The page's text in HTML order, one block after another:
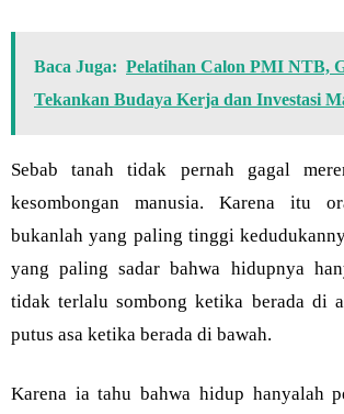
Baca Juga: Pelatihan Calon PMI NTB,
Tekankan Budaya Kerja dan Investasi
Sebab tanah tidak pernah gagal
kesombongan manusia. Karena itu
bukanlah yang paling tinggi
yang paling sadar bahwa hidupnya
tidak terlalu sombong ketika berada di
putus asa ketika berada di bawah.
Karena ia tahu bahwa hidup hanyalah